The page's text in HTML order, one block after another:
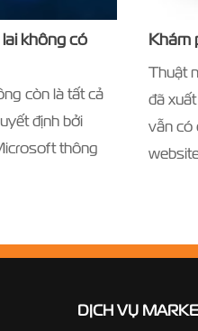
không có
còn là tất cả
định bởi
thông
Khám
Thuật
đã
vẫn có
DỊCH VỤ